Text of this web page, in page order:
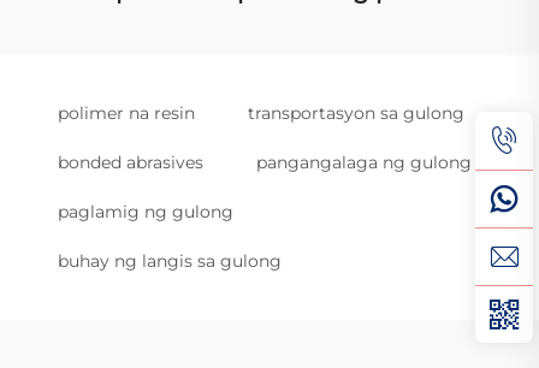
polimer na resin transportasyon sa gulong
bonded abrasives pangangalaga ng gulong
paglamig ng gulong
buhay ng langis sa gulong